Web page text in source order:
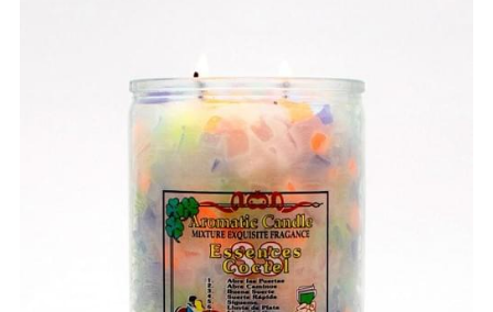
微信联系